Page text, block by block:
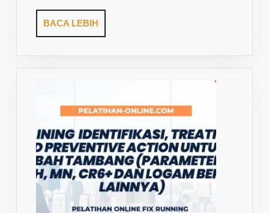
BACA LEBIH
LEBIH